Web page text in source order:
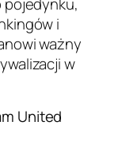
i
ważny
w
United